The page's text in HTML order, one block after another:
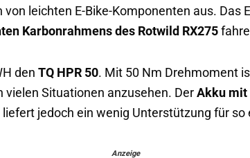
leichten E-Bike-Komponenten aus. Das
Karbonrahmens des Rotwild RX275
den TQ HPR 50. Mit 50 Nm Drehmoment
vielen Situationen anzusehen. Der Akku mit
jedoch ein wenig Unterstützung für so
Anzeige